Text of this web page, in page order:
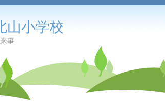
山小学校
事